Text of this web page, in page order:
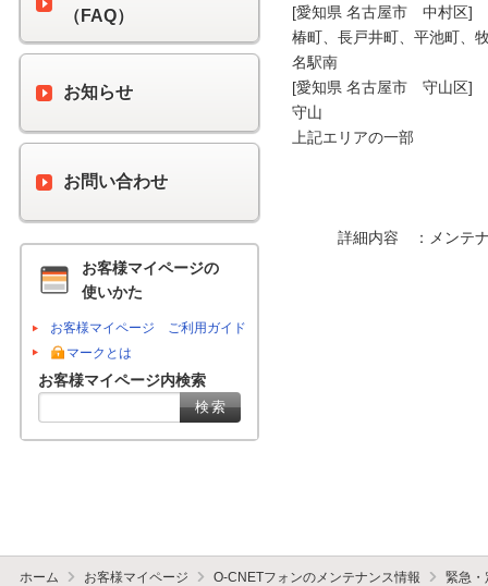
[愛知県 名古屋市　中村区]
椿町、長戸井町、平池町、
名駅南
[愛知県 名古屋市　守山区]
守山
上記エリアの一部
詳細内容　：メンテナ
（FAQ）
お知らせ
お問い合わせ
お客様マイページの
使いかた
お客様マイページ ご利用ガイド
マークとは
お客様マイページ内検索
ホーム お客様マイページ O-CNETフォンのメンテナンス情報 緊急・